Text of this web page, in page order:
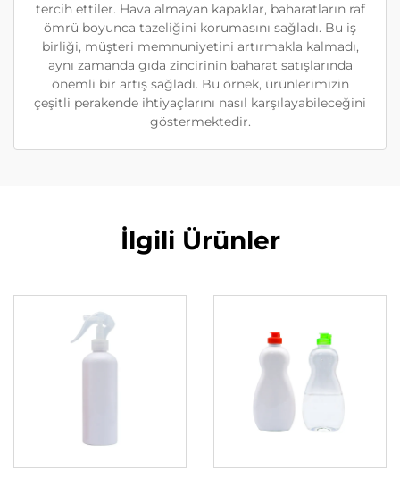
tercih ettiler. Hava almayan kapaklar, baharatların raf
ömrü boyunca tazeliğini korumasını sağladı. Bu iş
birliği, müşteri memnuniyetini artırmakla kalmadı,
aynı zamanda gıda zincirinin baharat satışlarında
önemli bir artış sağladı. Bu örnek, ürünlerimizin
çeşitli perakende ihtiyaçlarını nasıl karşılayabileceğini
göstermektedir.
İlgili Ürünler